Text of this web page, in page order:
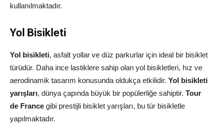
kullanılmaktadır.
Yol Bisikleti
Yol bisikleti, asfalt yollar ve düz parkurlar için ideal bir bisiklet
türüdür. Daha ince lastiklere sahip olan yol bisikletleri, hız ve
aerodinamik tasarım konusunda oldukça etkilidir. Yol bisikleti
yarışları, dünya çapında büyük bir popülerliğe sahiptir. Tour
de France gibi prestijli bisiklet yarışları, bu tür bisikletle
yapılmaktadır.